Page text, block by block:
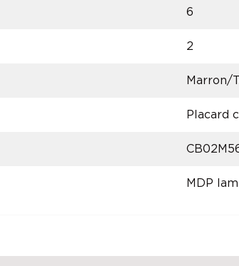
6
2
Marron/
Placard
MDP